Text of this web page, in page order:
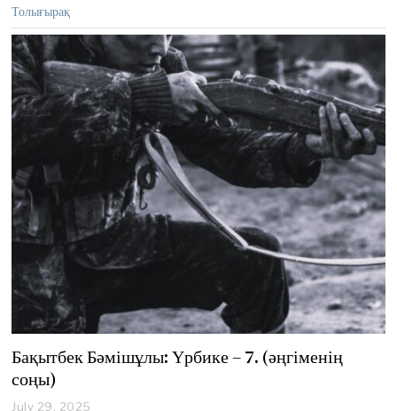
2
0
2
5
Толығырақ
Бақытбек Бәмішұлы: Үрбике – 7. (әңгіменің
соңы)
July 29, 2025